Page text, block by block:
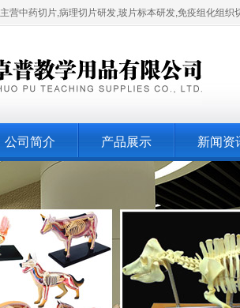
主营中药切片,病理切片研发,玻片标本研发,免疫组化组
公司简介 产品展示 新闻资